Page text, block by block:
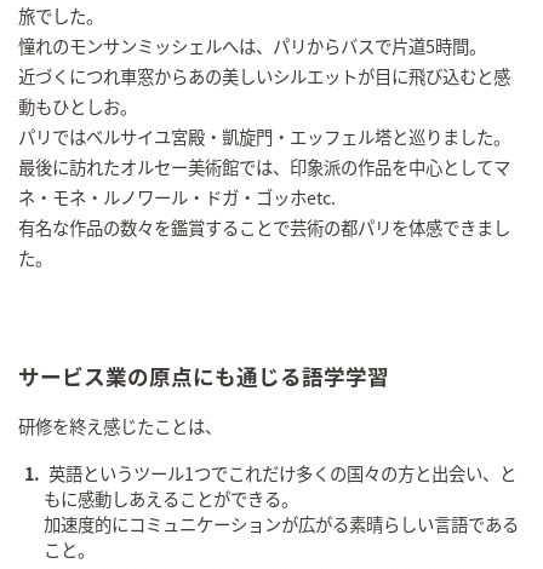
旅でした。
憧れのモンサンミッシェルへは、パリからバスで片道5時間。
近づくにつれ車窓からあの美しいシルエットが目に飛び込むと感
動もひとしお。
パリではベルサイユ宮殿・凱旋門・エッフェル塔と巡りました。
最後に訪れたオルセー美術館では、印象派の作品を中心としてマ
ネ・モネ・ルノワール・ドガ・ゴッホetc.
有名な作品の数々を鑑賞することで芸術の都パリを体感できまし
た。
サービス業の原点にも通じる語学学習
研修を終え感じたことは、
英語というツール1つでこれだけ多くの国々の方と出会い、と
もに感動しあえることができる。
加速度的にコミュニケーションが広がる素晴らしい言語である
こと。